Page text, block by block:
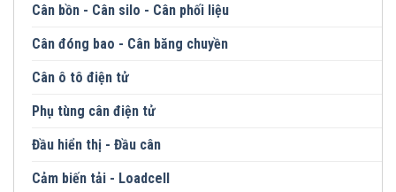
Cân bồn - Cân silo - Cân phối liệu
Cân đóng bao - Cân băng chuyền
Cân ô tô điện tử
Phụ tùng cân điện tử
Đầu hiển thị - Đầu cân
Cảm biến tải - Loadcell